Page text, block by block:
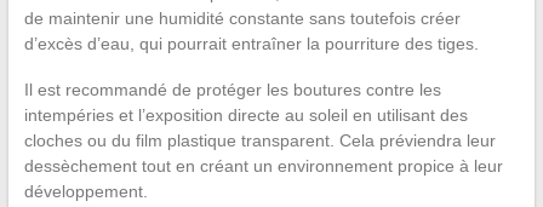
de maintenir une humidité constante sans toutefois créer
d’excès d’eau, qui pourrait entraîner la pourriture des tiges.
Il est recommandé de protéger les boutures contre les
intempéries et l’exposition directe au soleil en utilisant des
cloches ou du film plastique transparent. Cela préviendra leur
dessèchement tout en créant un environnement propice à leur
développement.